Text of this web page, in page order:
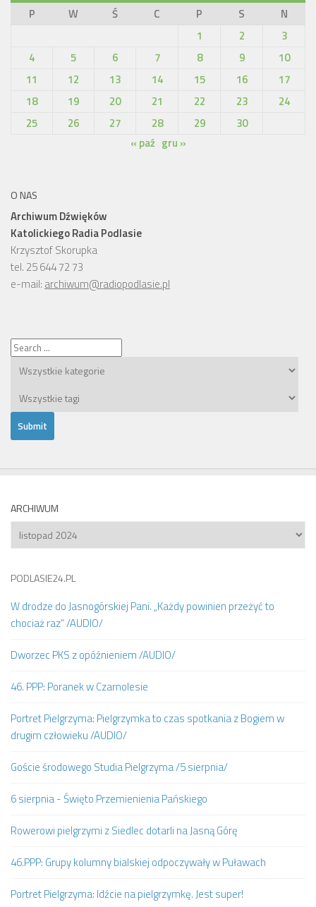
P
W Ś C P S
N
1
2
3
4
5 6 7 8 9
10
11
12 13 14 15 16
17
18
19 20 21 22 23
24
25
26 27 28 29
30
« paź gru »
O NAS
Archiwum Dźwięków
Katolickiego Radia Podlasie
Krzysztof Skorupka
tel. 25 644 72 73
e-mail: archiwum@radiopodlasie.pl
ARCHIWUM
Archiwum
PODLASIE24.PL
W drodze do Jasnogórskiej Pani. „Każdy powinien przeżyć to
chociaż raz” /AUDIO/
Dworzec PKS z opóźnieniem /AUDIO/
46. PPP: Poranek w Czarnolesie
Portret Pielgrzyma: Pielgrzymka to czas spotkania z Bogiem w
drugim człowieku /AUDIO/
Goście środowego Studia Pielgrzyma /5 sierpnia/
6 sierpnia - Święto Przemienienia Pańskiego
Rowerowi pielgrzymi z Siedlec dotarli na Jasną Górę
46.PPP: Grupy kolumny bialskiej odpoczywały w Puławach
Portret Pielgrzyma: Idźcie na pielgrzymkę. Jest super!